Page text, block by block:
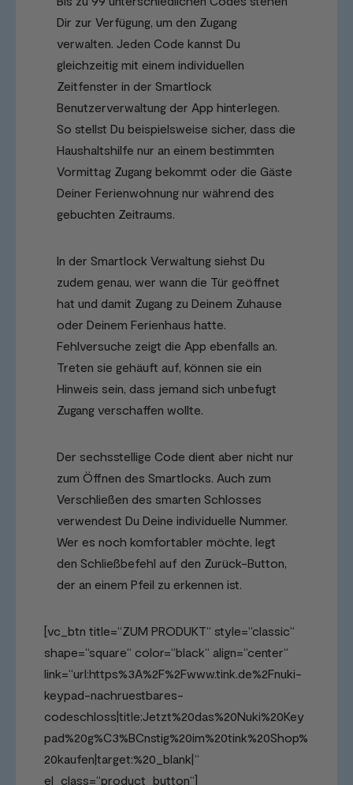
Dir zur Verfügung, um den Zugang
verwalten. Jeden Code kannst Du
gleichzeitig mit einem individuellen
Zeitfenster in der Smartlock
Benutzerverwaltung der App hinterlegen.
So stellst Du beispielsweise sicher, dass die
Haushaltshilfe nur an einem bestimmten
Vormittag Zugang bekommt oder die Gäste
Deiner Ferienwohnung nur während des
gebuchten Zeitraums.
In der Smartlock Verwaltung siehst Du
zudem genau, wer wann die Tür geöffnet
hat und damit Zugang zu Deinem Zuhause
oder Deinem Ferienhaus hatte.
Fehlversuche zeigt die App ebenfalls an.
Treten sie gehäuft auf, können sie ein
Hinweis sein, dass jemand sich unbefugt
Zugang verschaffen wollte.
Der sechsstellige Code dient aber nicht nur
zum Öffnen des Smartlocks. Auch zum
Verschließen des smarten Schlosses
verwendest Du Deine individuelle Nummer.
Wer es noch komfortabler möchte, legt
den Schließbefehl auf den Zurück-Button,
der an einem Pfeil zu erkennen ist.
[vc_btn title=“ZUM PRODUKT“ style=“classic“
shape=“square“ color=“black“ align=“center“
link=“url:https%3A%2F%2Fwww.tink.de%2Fnuki-
keypad-nachruestbares-
codeschloss|title:Jetzt%20das%20Nuki%20Key
pad%20g%C3%BCnstig%20im%20tink%20Shop%
20kaufen|target:%20_blank|“
el_class=“product_button“]